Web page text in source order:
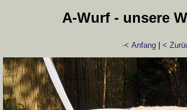
A-Wurf - unsere
·< Anfang| <